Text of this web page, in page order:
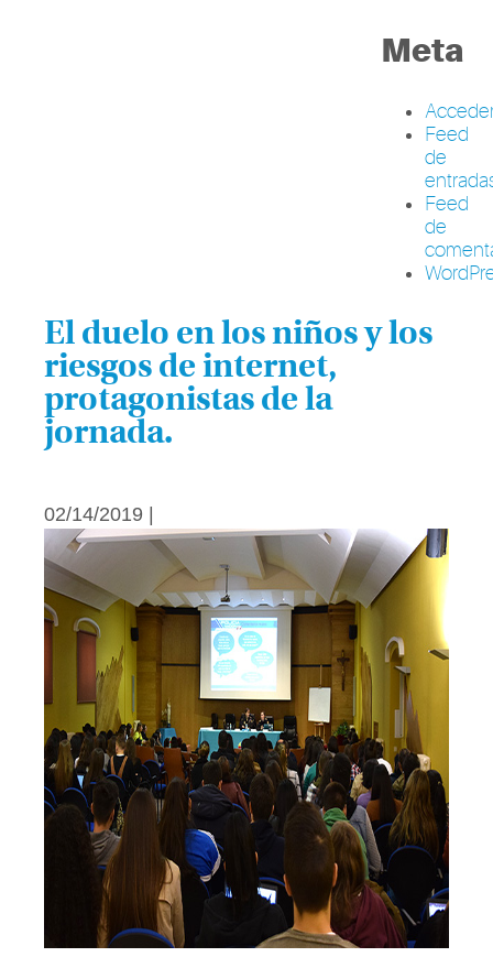
Meta
Feed
de
Feed
de
El duelo en los niños y los
riesgos de internet,
protagonistas de la
jornada.
02/14/2019 |